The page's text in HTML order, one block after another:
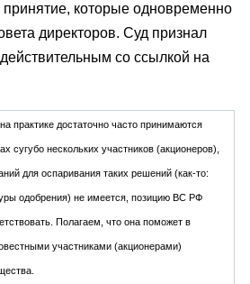
принятие, которые одновременно
директоров. Суд признал
со ссылкой на
практике достаточно часто принимаются
сугубо нескольких участников (акционеров),
для оспаривания таких решений (как-то:
одобрения) не имеется, позицию ВС РФ
Полагаем, что она поможет в
участниками (акционерами)